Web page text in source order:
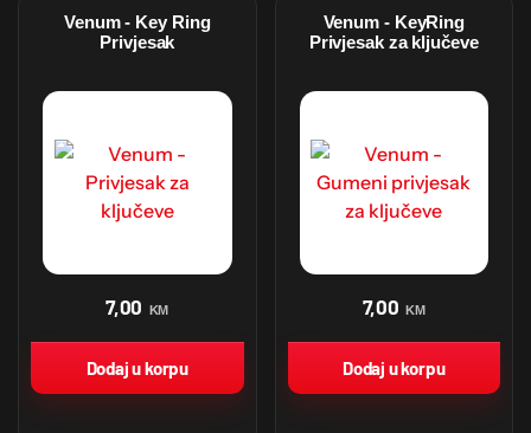
Venum - Key Ring
Privjesak
7,00 KM
Dodaj u korpu
Venum - KeyRing
Privjesak za ključeve
7,00 KM
Dodaj u korpu